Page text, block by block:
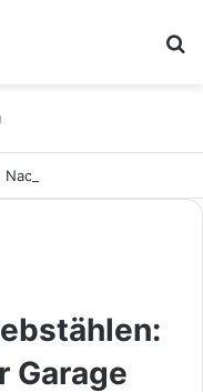
Garage